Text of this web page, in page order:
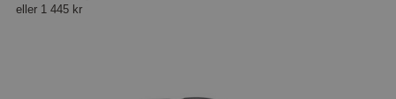
eller 1 445 kr